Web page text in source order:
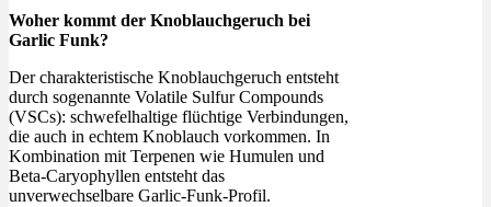
Woher kommt der Knoblauchgeruch bei
Garlic Funk?
Der charakteristische Knoblauchgeruch entsteht
durch sogenannte Volatile Sulfur Compounds
(VSCs): schwefelhaltige flüchtige Verbindungen,
die auch in echtem Knoblauch vorkommen. In
Kombination mit Terpenen wie Humulen und
Beta-Caryophyllen entsteht das
unverwechselbare Garlic-Funk-Profil.